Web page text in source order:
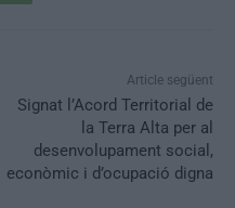
Article següent
Signat l’Acord Territorial de
la Terra Alta per al
desenvolupament social,
econòmic i d’ocupació digna